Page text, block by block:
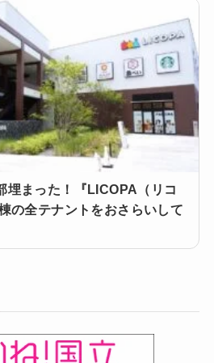
埋まった！『LICOPA（リコ
の全テナントをおさらいして